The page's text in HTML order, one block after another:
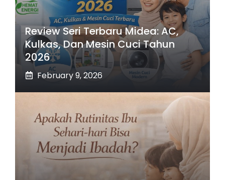
Review Seri Terbaru Midea: AC,
Kulkas, Dan Mesin Cuci Tahun
2026
February 9, 2026